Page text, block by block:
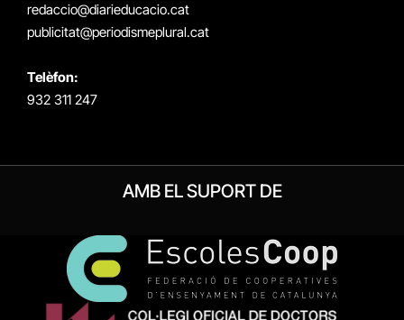
redaccio@diarieducacio.cat
publicitat@periodismeplural.cat
Telèfon:
932 311 247
AMB EL SUPORT DE